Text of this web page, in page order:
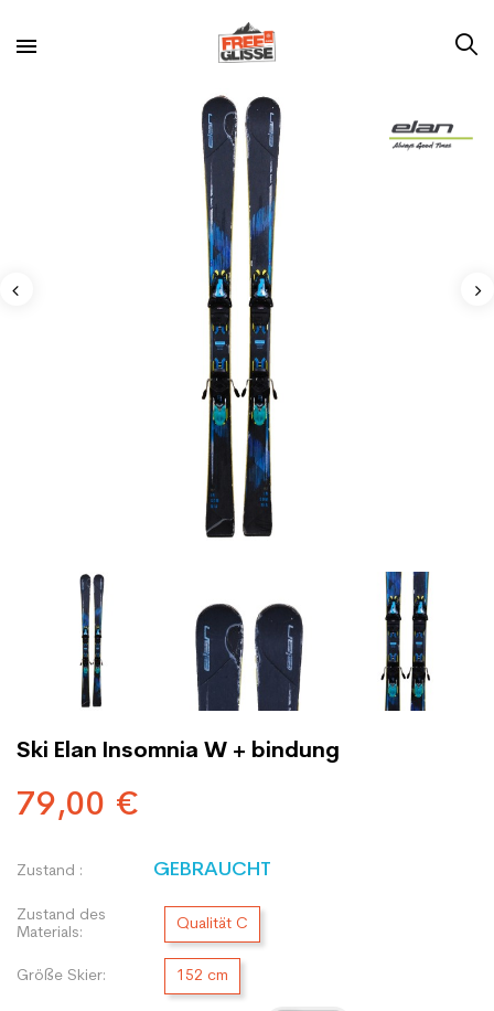
Ski Elan Insomnia W + bindung
79,00 €
Zustand : GEBRAUCHT
Zustand des
Materials:
Qualität C
Größe Skier: 152 cm